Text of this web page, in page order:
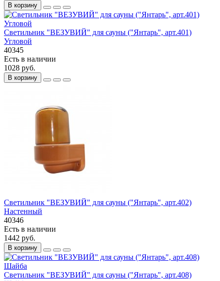
В корзину
Светильник "ВЕЗУВИЙ" для сауны ("Янтарь", арт.401)
Угловой
40345
Есть в наличии
1028 руб.
В корзину
Светильник "ВЕЗУВИЙ" для сауны ("Янтарь", арт.402)
Настенный
40346
Есть в наличии
1442 руб.
В корзину
Светильник "ВЕЗУВИЙ" для сауны ("Янтарь", арт.408)